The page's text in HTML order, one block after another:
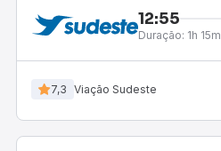
12:55
Duração: 1h 15m
7,3 Viação Sudeste